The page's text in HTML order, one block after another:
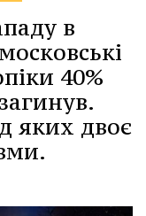
в
40%
яких двоє